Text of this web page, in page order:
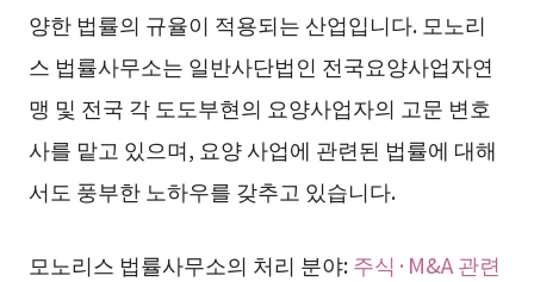
양한 법률의 규율이 적용되는 산업입니다. 모노리
스 법률사무소는 일반사단법인 전국요양사업자연
맹 및 전국 각 도도부현의 요양사업자의 고문 변호
사를 맡고 있으며, 요양 사업에 관련된 법률에 대해
서도 풍부한 노하우를 갖추고 있습니다.
모노리스 법률사무소의 처리 분야:주식·M&A 관련